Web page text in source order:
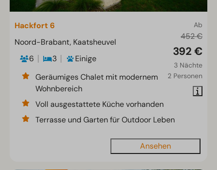
Ab
452 €
392 €
3 Nächte
2 Personen
Hackfort 6
Noord-Brabant, Kaatsheuvel
6
3
Einige
Geräumiges Chalet mit modernem
Wohnbereich
Voll ausgestattete Küche vorhanden
Terrasse und Garten für Outdoor Leben
Ansehen